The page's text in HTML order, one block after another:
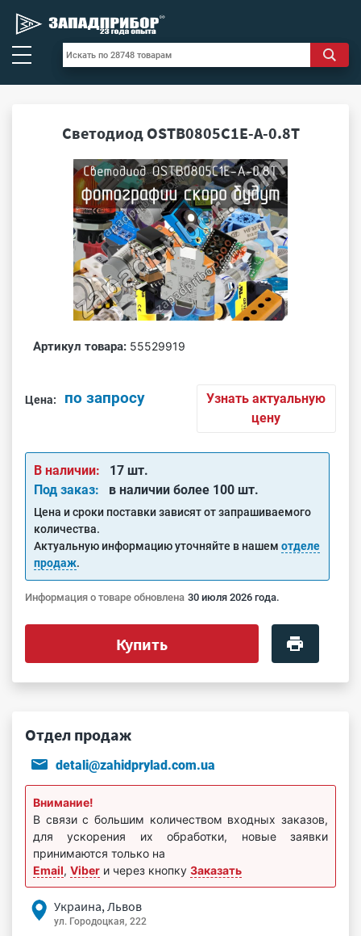
Светодиод OSTB0805C1E-A-0.8T
Артикул товара: 55529919
Цена: по запросу
Узнать актуальную
цену
В наличии:
17 шт.
Под заказ:
в наличии более 100 шт.
Цена и сроки поставки зависят от запрашиваемого
количества.
Актуальную информацию уточняйте в нашем отделе
продаж.
Информация о товаре обновлена 30 июля 2026 года.
Купить
Отдел продаж
detali@zahidprylad.com.ua
Внимание!
В связи с большим количеством входных заказов,
для ускорения их обработки, новые заявки
принимаются только на
Email, Viber и через кнопку Заказать
Украина, Львов
ул. Городоцкая, 222